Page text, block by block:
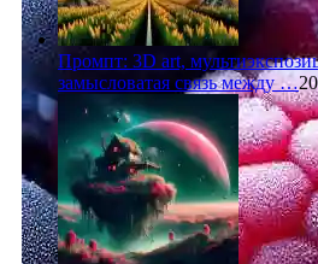
Промпт: 3D art,
замысловатая связь между …